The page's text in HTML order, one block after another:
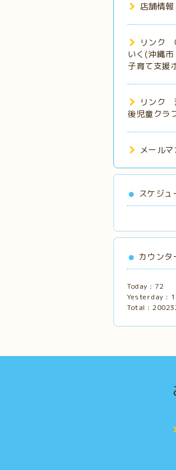
店舗情報
リンク
いく(沖縄
子育て支援
リンク
後児童クラ
メール
スケジュ
カウンタ
Today : 72
Yesterday :
Total :